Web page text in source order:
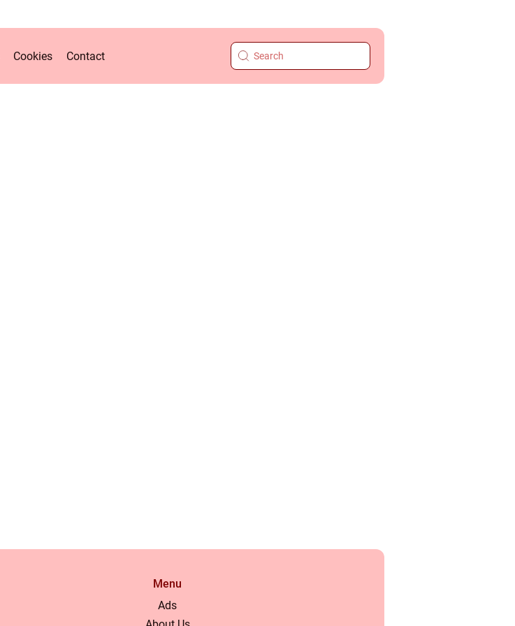
Cookies Contact
Menu
Ads